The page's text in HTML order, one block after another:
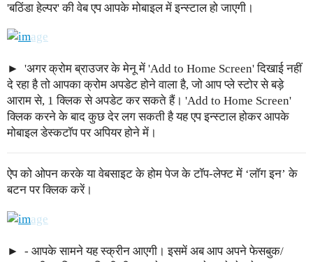
'बठिंडा हेल्पर' की वेब एप आपके मोबाइल में इन्स्टाल हो जाएगी।
'अगर क्रोम ब्राउजर के मेनू में 'Add to Home Screen' दिखाई नहीं
दे रहा है तो आपका क्रोम अपडेट होने वाला है, जो आप प्ले स्टोर से बड़े
आराम से, 1 क्लिक से अपडेट कर सकते हैं। 'Add to Home Screen'
क्लिक करने के बाद कुछ देर लग सकती है यह एप इन्स्टाल होकर आपके
मोबाइल डेस्कटॉप पर अपियर होने में।
ऐप को ओपन करके या वेबसाइट के होम पेज के टॉप-लेफ्ट में ‘लॉग इन’ के
बटन पर क्लिक करें।
- आपके सामने यह स्क्रीन आएगी। इसमें अब आप अपने फेसबुक/